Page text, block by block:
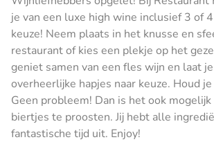
je van een luxe high wine inclusief 3 of
keuze! Neem plaats in het knusse en
restaurant of kies een plekje op het
geniet samen van een fles wijn en laat
overheerlijke hapjes naar keuze. Houd
Geen probleem! Dan is het ook
biertjes te proosten. Jij hebt alle
fantastische tijd uit. Enjoy!